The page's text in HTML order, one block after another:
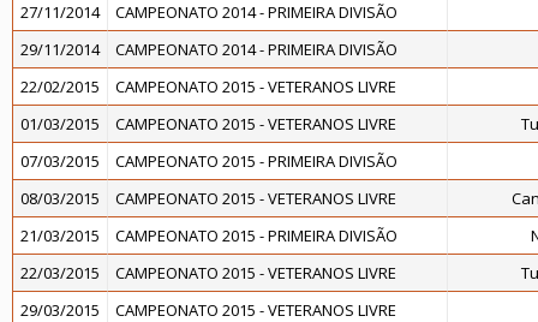
27/11/2014
CAMPEONATO 2014 - PRIMEIRA DIVISÃO
29/11/2014
CAMPEONATO 2014 - PRIMEIRA DIVISÃO
22/02/2015
CAMPEONATO 2015 - VETERANOS LIVRE
01/03/2015
CAMPEONATO 2015 - VETERANOS LIVRE
07/03/2015
CAMPEONATO 2015 - PRIMEIRA DIVISÃO
08/03/2015
CAMPEONATO 2015 - VETERANOS LIVRE
21/03/2015
CAMPEONATO 2015 - PRIMEIRA DIVISÃO
22/03/2015
CAMPEONATO 2015 - VETERANOS LIVRE
29/03/2015
CAMPEONATO 2015 - VETERANOS LIVRE